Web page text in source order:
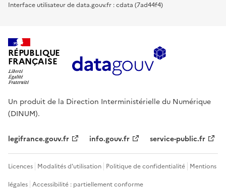
Interface utilisateur de data.gouv.fr : cdata (7ad44f4)
RÉPUBLIQUE
FRANÇAISE
Un produit de la Direction Interministérielle du Numérique
(DINUM).
legifrance.gouv.fr info.gouv.fr service-public.fr
Licences Modalités d'utilisation Politique de confidentialité Mentions
légales Accessibilité : partiellement conforme